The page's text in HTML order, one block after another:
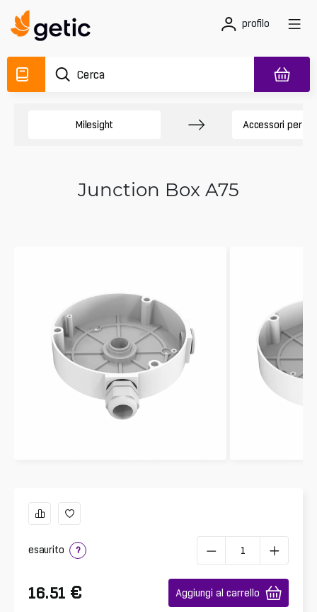
profilo
Milesight Accessori per
Junction Box A75
esaurito ?
16.51 € Aggiungi al carrello